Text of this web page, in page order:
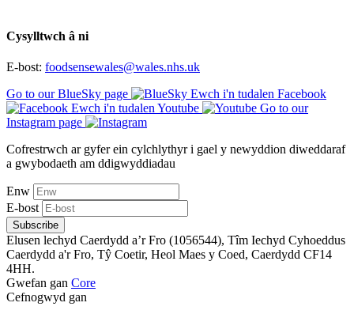
Cysylltwch â ni
E-bost: foodsensewales@wales.nhs.uk
Go to our BlueSky page
Ewch i'n tudalen Facebook
Ewch i'n tudalen Youtube
Go to our
Instagram page
Cofrestrwch ar gyfer ein cylchlythyr i gael y newyddion diweddaraf
a gwybodaeth am ddigwyddiadau
Enw
E-bost
Subscribe
Elusen lechyd Caerdydd a’r Fro (1056544), Tîm Iechyd Cyhoeddus
Caerdydd a'r Fro, Tŷ Coetir, Heol Maes y Coed, Caerdydd CF14
4HH.
Gwefan gan Core
Cefnogwyd gan